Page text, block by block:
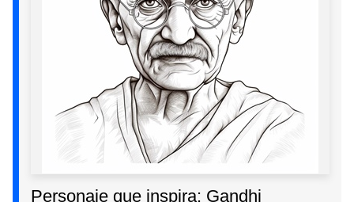
Personaje que inspira: Gandhi